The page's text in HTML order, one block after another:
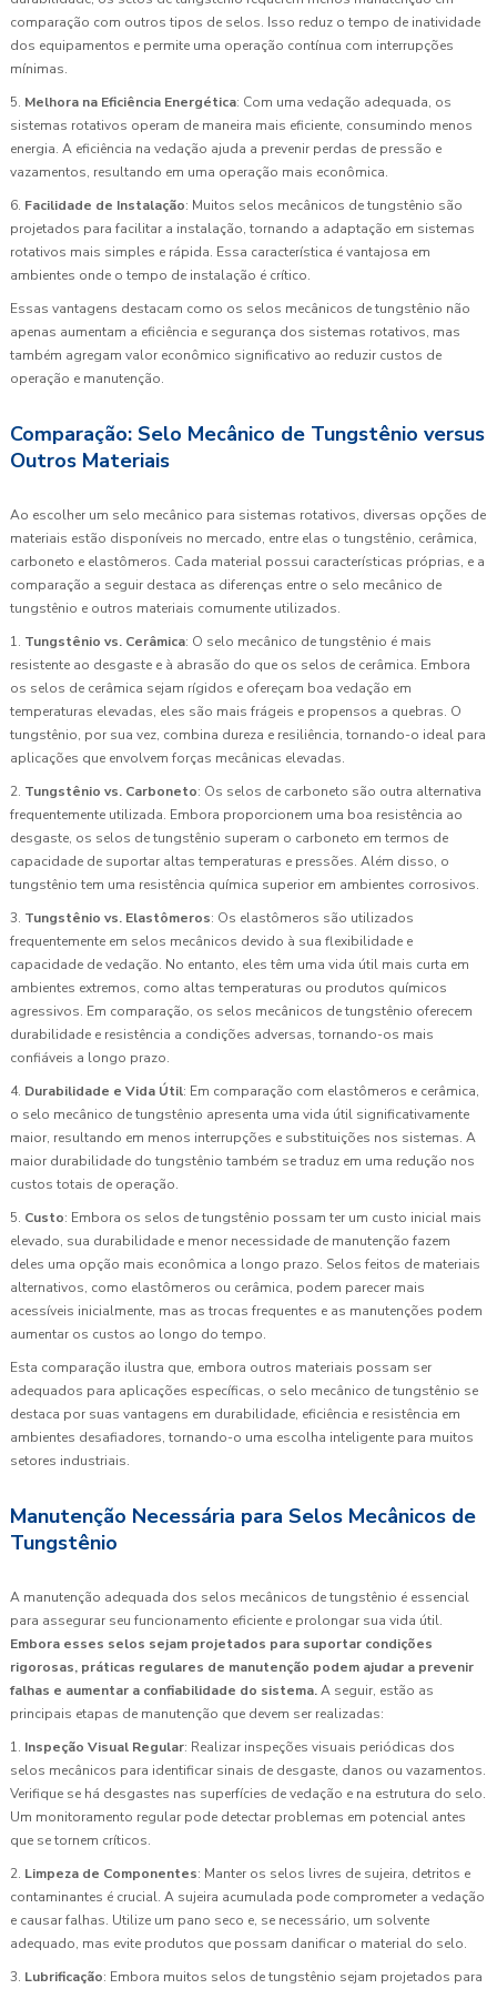
comparação com outros tipos de selos. Isso reduz o tempo de inatividade
dos equipamentos e permite uma operação contínua com interrupções
mínimas.
5. Melhora na Eficiência Energética: Com uma vedação adequada, os
sistemas rotativos operam de maneira mais eficiente, consumindo menos
energia. A eficiência na vedação ajuda a prevenir perdas de pressão e
vazamentos, resultando em uma operação mais econômica.
6. Facilidade de Instalação: Muitos selos mecânicos de tungstênio são
projetados para facilitar a instalação, tornando a adaptação em sistemas
rotativos mais simples e rápida. Essa característica é vantajosa em
ambientes onde o tempo de instalação é crítico.
Essas vantagens destacam como os selos mecânicos de tungstênio não
apenas aumentam a eficiência e segurança dos sistemas rotativos, mas
também agregam valor econômico significativo ao reduzir custos de
operação e manutenção.
Comparação: Selo Mecânico de Tungstênio versus
Outros Materiais
Ao escolher um selo mecânico para sistemas rotativos, diversas opções de
materiais estão disponíveis no mercado, entre elas o tungstênio, cerâmica,
carboneto e elastômeros. Cada material possui características próprias, e a
comparação a seguir destaca as diferenças entre o selo mecânico de
tungstênio e outros materiais comumente utilizados.
1. Tungstênio vs. Cerâmica: O selo mecânico de tungstênio é mais
resistente ao desgaste e à abrasão do que os selos de cerâmica. Embora
os selos de cerâmica sejam rígidos e ofereçam boa vedação em
temperaturas elevadas, eles são mais frágeis e propensos a quebras. O
tungstênio, por sua vez, combina dureza e resiliência, tornando-o ideal para
aplicações que envolvem forças mecânicas elevadas.
2. Tungstênio vs. Carboneto: Os selos de carboneto são outra alternativa
frequentemente utilizada. Embora proporcionem uma boa resistência ao
desgaste, os selos de tungstênio superam o carboneto em termos de
capacidade de suportar altas temperaturas e pressões. Além disso, o
tungstênio tem uma resistência química superior em ambientes corrosivos.
3. Tungstênio vs. Elastômeros: Os elastômeros são utilizados
frequentemente em selos mecânicos devido à sua flexibilidade e
capacidade de vedação. No entanto, eles têm uma vida útil mais curta em
ambientes extremos, como altas temperaturas ou produtos químicos
agressivos. Em comparação, os selos mecânicos de tungstênio oferecem
durabilidade e resistência a condições adversas, tornando-os mais
confiáveis a longo prazo.
4. Durabilidade e Vida Útil: Em comparação com elastômeros e cerâmica,
o selo mecânico de tungstênio apresenta uma vida útil significativamente
maior, resultando em menos interrupções e substituições nos sistemas. A
maior durabilidade do tungstênio também se traduz em uma redução nos
custos totais de operação.
5. Custo: Embora os selos de tungstênio possam ter um custo inicial mais
elevado, sua durabilidade e menor necessidade de manutenção fazem
deles uma opção mais econômica a longo prazo. Selos feitos de materiais
alternativos, como elastômeros ou cerâmica, podem parecer mais
acessíveis inicialmente, mas as trocas frequentes e as manutenções podem
aumentar os custos ao longo do tempo.
Esta comparação ilustra que, embora outros materiais possam ser
adequados para aplicações específicas, o selo mecânico de tungstênio se
destaca por suas vantagens em durabilidade, eficiência e resistência em
ambientes desafiadores, tornando-o uma escolha inteligente para muitos
setores industriais.
Manutenção Necessária para Selos Mecânicos de
Tungstênio
A manutenção adequada dos selos mecânicos de tungstênio é essencial
para assegurar seu funcionamento eficiente e prolongar sua vida útil.
Embora esses selos sejam projetados para suportar condições
rigorosas, práticas regulares de manutenção podem ajudar a prevenir
falhas e aumentar a confiabilidade do sistema.A seguir, estão as
principais etapas de manutenção que devem ser realizadas:
1. Inspeção Visual Regular: Realizar inspeções visuais periódicas dos
selos mecânicos para identificar sinais de desgaste, danos ou vazamentos.
Verifique se há desgastes nas superfícies de vedação e na estrutura do selo.
Um monitoramento regular pode detectar problemas em potencial antes
que se tornem críticos.
2. Limpeza de Componentes: Manter os selos livres de sujeira, detritos e
contaminantes é crucial. A sujeira acumulada pode comprometer a vedação
e causar falhas. Utilize um pano seco e, se necessário, um solvente
adequado, mas evite produtos que possam danificar o material do selo.
3. Lubrificação: Embora muitos selos de tungstênio sejam projetados para